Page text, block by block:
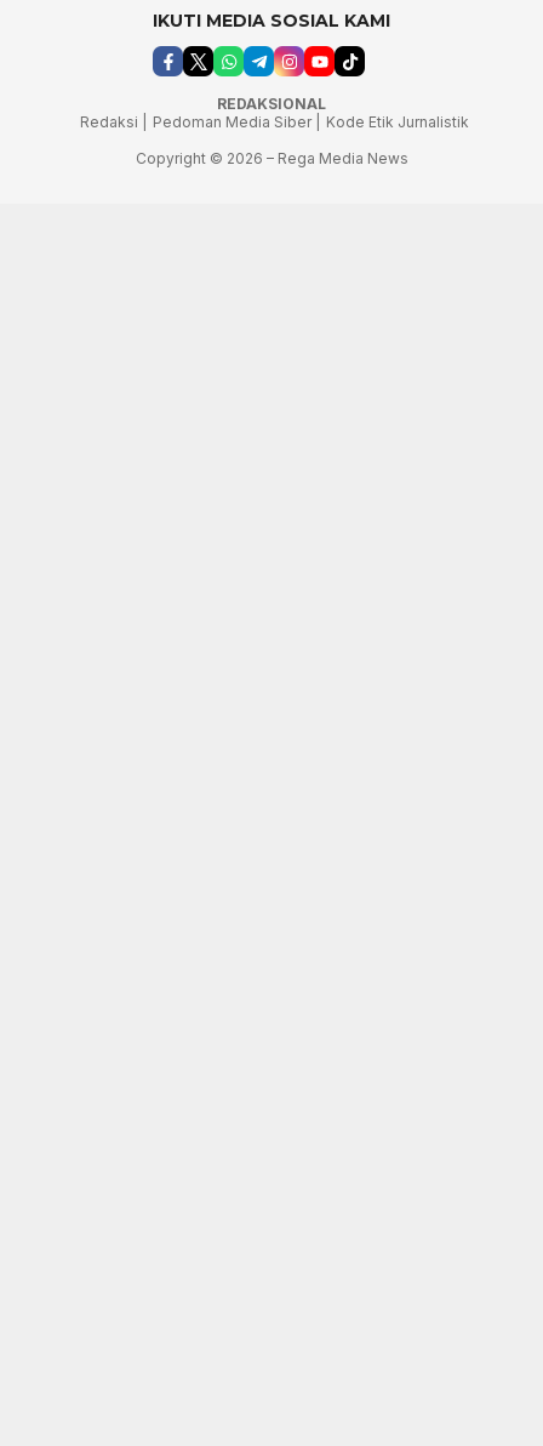
IKUTI MEDIA SOSIAL KAMI
REDAKSIONAL
Redaksi |
Pedoman Media Siber |
Kode Etik Jurnalistik
Copyright © 2026 – Rega Media News